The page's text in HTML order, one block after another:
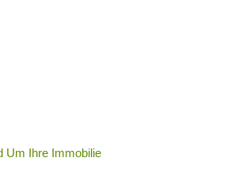
Um Ihre Immobilie